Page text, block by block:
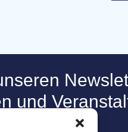
und
erhalten.